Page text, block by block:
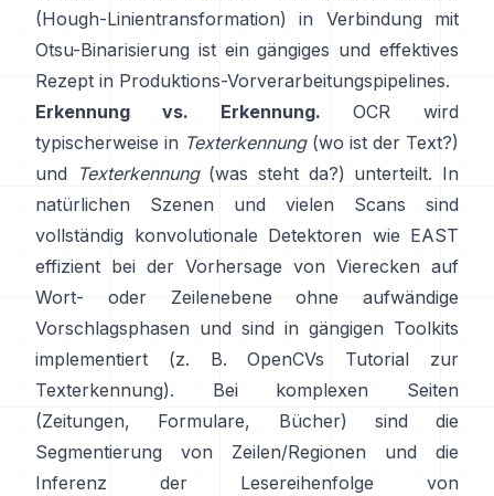
(Hough-Linientransformation) in Verbindung mit
Otsu-Binarisierung ist ein gängiges und effektives
Rezept in Produktions-Vorverarbeitungspipelines.
Erkennung vs. Erkennung. OCR wird
typischerweise in Texterkennung(wo ist der Text?)
und
Texterkennung(was steht da?) unterteilt. In
natürlichen Szenen und vielen Scans sind
vollständig konvolutionale Detektoren wie EAST
effizient bei der Vorhersage von Vierecken auf
Wort- oder Zeilenebene ohne aufwändige
Vorschlagsphasen und sind in gängigen Toolkits
implementiert (z. B.
OpenCVs Tutorial zur
Texterkennung). Bei komplexen Seiten
(Zeitungen, Formulare, Bücher) sind die
Segmentierung von Zeilen/Regionen und die
Inferenz der Lesereihenfolge von